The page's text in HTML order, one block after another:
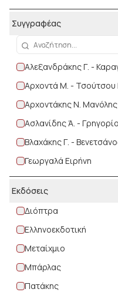
Θρησκευτικά
Ιστορία
Κοινωνική και πολιτική
Μαθηματικά
Ορθογραφία
Παραγωγή γραπτού
Συντακτικό
Φυσικά
Συγγραφέας
Αλεξανδράκης Γ. -
Αρχοντά Μ. - Τσούτσου
Αρχοντάκης Ν. Μανόλης
Ασλανίδης Ά. -
Βλαχάκης Γ. -
Γεωργαλά Ειρήνη
Γιαννακόπουλος
Γκότση Γιώτα , Νάζαρη
Γκότση Σ. - Βαλεριάνος Δ.
Γρηγορίου Β. -
Δαρλάση Αγγελική -
Ευαγγελόπουλος Α. -
Ευαγγελόπουλος
Εκδόσεις
Διόπτρα
Ελληνοεκδοτική
Μεταίχμιο
Μπάρλας
Πατάκης